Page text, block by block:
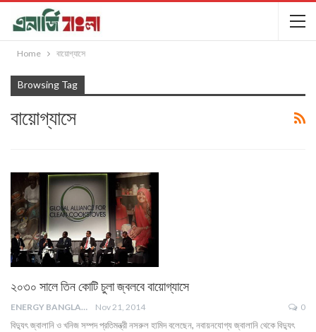
Home বায়োগ্যাসে
Browsing Tag
বায়োগ্যাসে
২০৩০ সালে তিন কোটি চুলা জ্বলবে বায়োগ্যাসে
ENERGY BANGLA Nov 21, 2014 0
বিদ্যুৎ জ্বালানি ও খনিজ সম্পদ প্রতিমন্ত্রী নসরুল হামিদ বলেছেন, নবায়নযোগ্য জ্বালানি থেকে বিদ্যুৎ